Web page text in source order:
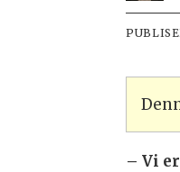
– Vi